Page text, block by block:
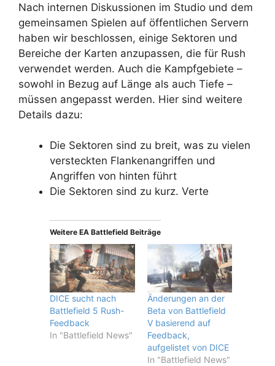
Nach internen Diskussionen im Studio und dem
gemeinsamen Spielen auf öffentlichen Servern
haben wir beschlossen, einige Sektoren und
Bereiche der Karten anzupassen, die für Rush
verwendet werden. Auch die Kampfgebiete –
sowohl in Bezug auf Länge als auch Tiefe –
müssen angepasst werden. Hier sind weitere
Details dazu:
Die Sektoren sind zu breit, was zu vielen
versteckten Flankenangriffen und
Angriffen von hinten führt
Die Sektoren sind zu kurz. Verte
Weitere EA Battlefield Beiträge
DICE sucht nach
Battlefield 5 Rush-
Feedback
In "Battlefield News"
Änderungen an der
Beta von Battlefield
V basierend auf
Feedback,
aufgelistet von DICE
In "Battlefield News"